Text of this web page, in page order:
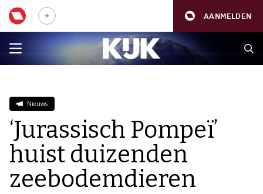
AANMELDEN
Nieuws
‘Jurassisch Pompeï’
huist duizenden
zeebodemdieren